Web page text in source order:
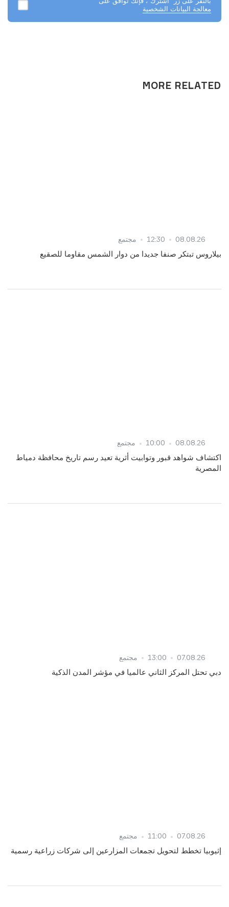
معالجة البيانات الشخصية
MORE RELATED
08.08.26
12:30 مجتمع
بيلاروس تبتكر صنفا جديدا من دوار الشمس مقاوما للصقيع
08.08.26
10:00 مجتمع
اكتشاف شواهد قبور وتوابيت أثرية تعيد رسم تاريخ محافظة دمياط
المصرية
07.08.26
13:00 مجتمع
دبي تحتل المركز الثاني عالميا في مؤشر المدن الذكية
07.08.26
11:00 مجتمع
إثيوبيا تخطط لتحويل تجمعات المزارعين إلى شركات زراعية رسمية